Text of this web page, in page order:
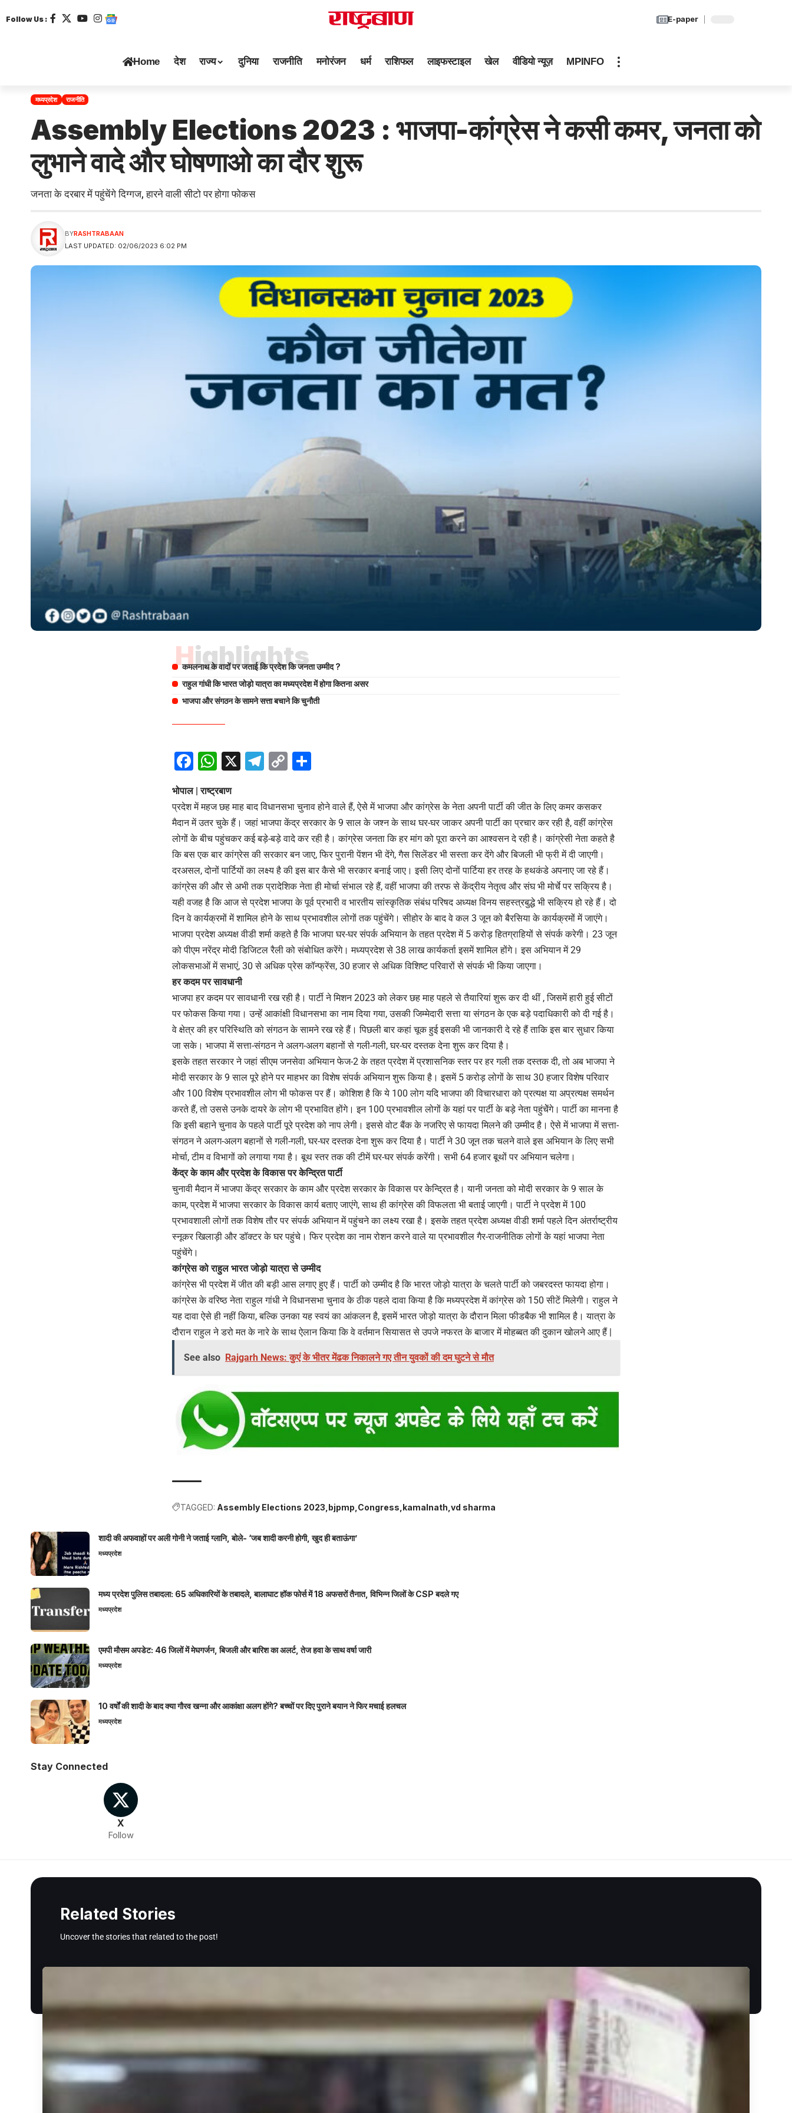
Follow Us : E-paper
Home देश राज्य दुनिया राजनीति मनोरंजन धर्म राशिफल लाइफस्टाइल खेल वीडियो न्यूज़ MPINFO
मध्यप्रदेश राजनीति
Assembly Elections 2023 : भाजपा-कांग्रेस ने कसी कमर, जनता को
लुभाने वादे और घोषणाओ का दौर शुरू
जनता के दरबार में पहुंचेंगे दिग्गज, हारने वाली सीटो पर होगा फोकस
LAST UPDATED: 02/06/2023 6:02 PM
BYRASHTRABAAN
Highlights
कमलनाथ के वादों पर जताई कि प्रदेश कि जनता उम्मीद ?
राहुल गांधी कि भारत जोड़ो यात्रा का मध्यप्रदेश में होगा कितना असर
भाजपा और संगठन के सामने सत्ता बचाने कि चुनौती
Facebook
WhatsApp
X Telegram
Copy
भोपाल | राष्ट्रबाण
प्रदेश में महज छह माह बाद विधानसभा चुनाव होने वाले हैं, ऐसेे में भाजपा और कांग्रेस के नेता अपनी पार्टी की जीत के लिए कमर कसकर
मैदान में उतर चुके हैं। जहां भाजपा केंद्र सरकार के 9 साल के जश्न के साथ घर-घर जाकर अपनी पार्टी का प्रचार कर रही है, वहीं कांग्रेस
लोगों के बीच पहुंचकर कई बड़े-बड़े वादे कर रही है। कांग्रेस जनता कि हर मांग को पूरा करने का आश्वसन दे रही है। कांग्रेसी नेता कहते है
कि बस एक बार कांग्रेस की सरकार बन जाए, फिर पुरानी पेंशन भी देंगे, गैस सिलेंडर भी सस्ता कर देंगे और बिजली भी फ्री में दी जाएगी।
दरअसल, दोनों पार्टियों का लक्ष्य है की इस बार कैसे भी सरकार बनाई जाए। इसी लिए दोनों पार्टिया हर तरह के हथकंडे अपनाए जा रहे हैं।
कांग्रेस की और से अभी तक प्रादेशिक नेता ही मोर्चा संभाल रहे हैं, वहीं भाजपा की तरफ से केंद्रीय नेतृत्व और संघ भी मोर्चे पर सक्रिय है।
यही वजह है कि आज से प्रदेश भाजपा के पूर्व प्रभारी व भारतीय सांस्कृतिक संबंध परिषद अध्यक्ष विनय सहस्त्रबुद्धे भी सक्रिय हो रहे हैं। दो
दिन वे कार्यक्रमों में शामिल होने के साथ प्रभावशील लोगों तक पहुंचेंगे। सीहोर के बाद वे कल 3 जून को बैरसिया के कार्यक्रमों में जाएंगे।
भाजपा प्रदेश अध्यक्ष वीडी शर्मा कहते है कि भाजपा घर-घर संपर्क अभियान के तहत प्रदेश में 5 करोड़ हितग्राहियों से संपर्क करेगी। 23 जून
को पीएम नरेंद्र मोदी डिजिटल रैली को संबोधित करेंगे। मध्यप्रदेश से 38 लाख कार्यकर्ता इसमें शामिल होंगे। इस अभियान में 29
लोकसभाओं में सभाएं, 30 से अधिक प्रेस कॉन्फ्रेंस, 30 हजार से अधिक विशिष्ट परिवारों से संपर्क भी किया जाएगा।
हर कदम पर सावधानी
भाजपा हर कदम पर सावधानी रख रही है। पार्टी ने मिशन 2023 को लेकर छह माह पहले से तैयारियां शुरू कर दी थीं , जिसमें हारी हुई सीटों
पर फोकस किया गया। उन्हें आकांक्षी विधानसभा का नाम दिया गया, उसकी जिम्मेदारी सत्ता या संगठन के एक बड़े पदाधिकारी को दी गई है।
वे क्षेत्र की हर परिस्थिति को संगठन के सामने रख रहे हैं। पिछली बार कहां चूक हुई इसकी भी जानकारी दे रहे हैं ताकि इस बार सुधार किया
जा सके। भाजपा में सत्ता-संगठन ने अलग-अलग बहानों से गली-गली, घर-घर दस्तक देना शुरू कर दिया है।
इसके तहत सरकार ने जहां सीएम जनसेवा अभियान फेज-2 के तहत प्रदेश में प्रशासनिक स्तर पर हर गली तक दस्तक दी, तो अब भाजपा ने
मोदी सरकार के 9 साल पूरे होने पर माहभर का विशेष संपर्क अभियान शुरू किया है। इसमें 5 करोड़ लोगों के साथ 30 हजार विशेष परिवार
और 100 विशेष प्रभावशील लोग भी फोकस पर हैं। कोशिश है कि ये 100 लोग यदि भाजपा की विचारधारा को प्रत्यक्ष या अप्रत्यक्ष समर्थन
करते हैं, तो उससे उनके दायरे के लोग भी प्रभावित होंगे। इन 100 प्रभावशील लोगों के यहां पर पार्टी के बड़े नेता पहुंचेेंगे। पार्टी का मानना है
कि इसी बहाने चुनाव के पहले पार्टी पूरे प्रदेश को नाप लेगी। इससे वोट बैंक के नजरिए से फायदा मिलने की उम्मीद है। ऐसे में भाजपा में सत्ता-
संगठन ने अलग-अलग बहानों से गली-गली, घर-घर दस्तक देना शुरू कर दिया है। पार्टी ने 30 जून तक चलने वाले इस अभियान के लिए सभी
मोर्चा, टीम व विभागों को लगाया गया है। बूथ स्तर तक की टीमें घर-घर संपर्क करेंगी। सभी 64 हजार बूथों पर अभियान चलेगा।
केंद्र के काम और प्रदेश के विकास पर केन्द्रित पार्टी
चुनावी मैदान में भाजपा केंद्र सरकार के काम और प्रदेश सरकार के विकास पर केन्द्रित है। यानी जनता को मोदी सरकार के 9 साल के
काम, प्रदेश में भाजपा सरकार के विकास कार्य बताए जाएंगे, साथ ही कांग्रेस की विफलता भी बताई जाएगी। पार्टी ने प्रदेश में 100
प्रभावशाली लोगों तक विशेष तौर पर संपर्क अभियान में पहुंचने का लक्ष्य रखा है। इसके तहत प्रदेश अध्यक्ष वीडी शर्मा पहले दिन अंतर्राष्ट्रीय
स्नूकर खिलाड़ी और डॉक्टर के घर पहुंचे। फिर प्रदेश का नाम रोशन करने वाले या प्रभावशील गैर-राजनीतिक लोगों के यहां भाजपा नेता
पहुंचेंगे।
कांग्रेस को राहुल भारत जोड़ो यात्रा से उम्मीद
कांग्रेस भी प्रदेश में जीत की बड़ी आस लगाए हुए हैं। पार्टी को उम्मीद है कि भारत जोड़ो यात्रा के चलते पार्टी को जबरदस्त फायदा होगा।
कांग्रेस के वरिष्ठ नेता राहुल गांधी ने विधानसभा चुनाव के ठीक पहले दावा किया है कि मध्यप्रदेश में कांग्रेस को 150 सीटें मिलेगी। राहुल ने
यह दावा ऐसे ही नहीं किया, बल्कि उनका यह स्वयं का आंकलन है, इसमें भारत जोड़ो यात्रा के दौरान मिला फीडबैक भी शामिल है। यात्रा के
दौरान राहुल ने डरो मत के नारे के साथ ऐलान किया कि वे वर्तमान सियासत से उपजे नफरत के बाजार में मोहब्बत की दुकान खोलने आए हैं |
See also Rajgarh News: कुएं के भीतर मेंढक निकालने गए तीन युवकों की दम घुटने से मौत
TAGGED: Assembly Elections 2023 bjpmp Congress kamalnath vd sharma
शादी की अफवाहों पर अली गोनी ने जताई ग्लानि, बोले- ‘जब शादी करनी होगी, खुद ही बताऊंगा’
मध्यप्रदेश
मध्य प्रदेश पुलिस तबादला: 65 अधिकारियों के तबादले, बालाघाट हॉक फोर्स में 18 अफसरों तैनात, विभिन्न जिलों के CSP बदले गए
मध्यप्रदेश
एमपी मौसम अपडेट: 46 जिलों में मेघगर्जन, बिजली और बारिश का अलर्ट, तेज हवा के साथ वर्षा जारी
मध्यप्रदेश
10 वर्षों की शादी के बाद क्या गौरव खन्ना और आकांक्षा अलग होंगे? बच्चों पर दिए पुराने बयान ने फिर मचाई हलचल
मध्यप्रदेश
Stay Connected
X
Follow
Related Stories
Uncover the stories that related to the post!